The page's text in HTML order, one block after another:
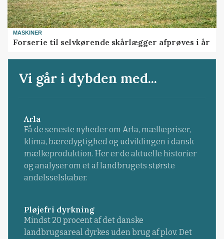
MASKINER
Forserie til selvkørende skårlægger afprøves i år
Vi går i dybden med...
Arla
Få de seneste nyheder om Arla, mælkepriser,
klima, bæredygtighed og udviklingen i dansk
mælkeproduktion. Her er de aktuelle historier
og analyser om et af landbrugets største
andelsselskaber.
Pløjefri dyrkning
Mindst 20 procent af det danske
landbrugsareal dyrkes uden brug af plov. Det